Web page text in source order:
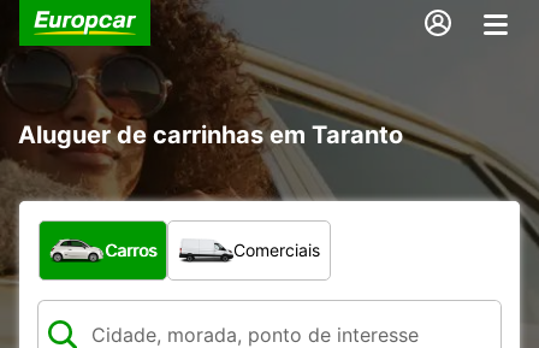
Aluguer de carrinhas em Taranto
Que tipo de veículo pretende?
Carros Comerciais